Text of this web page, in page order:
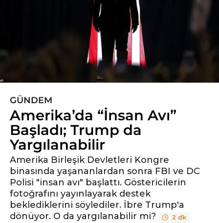
6
y
ı
l
ö
n
c
e
6
y
ı
GÜNDEM
Amerika’da “İnsan Avı”
Başladı; Trump da
Yargılanabilir
Amerika Birleşik Devletleri Kongre
binasında yaşananlardan sonra FBI ve DC
Polisi "insan avı" başlattı. Göstericilerin
fotoğrafını yayınlayarak destek
beklediklerini söylediler. İbre Trump'a
dönüyor. O da yargılanabilir mi?
2 dk